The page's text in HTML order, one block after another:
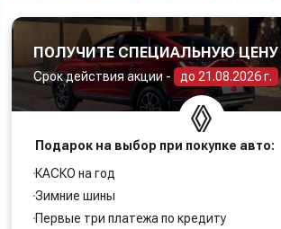
ПОЛУЧИТЕ СПЕЦИАЛЬНУЮ ЦЕНУ
Срок действия акции - до 21.08.2026 г.
Подарок на выбор при покупке авто:
КАСКО на год
Зимние шины
Первые три платежа по кредиту